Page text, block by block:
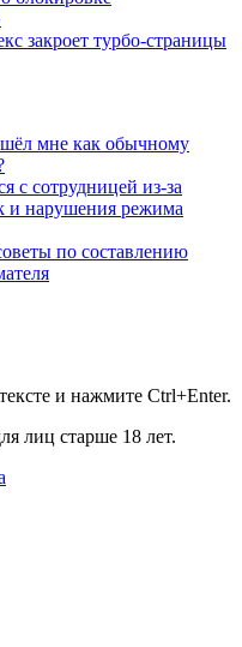
закроет турбо-страницы
мне как обычному
с сотрудницей из-за
и нарушения режима
по составлению
и нажмите Ctrl+Enter.
лиц старше 18 лет.